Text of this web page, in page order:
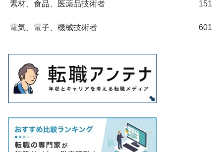
素材、食品、医薬品技術者 151
電気、電子、機械技術者 601